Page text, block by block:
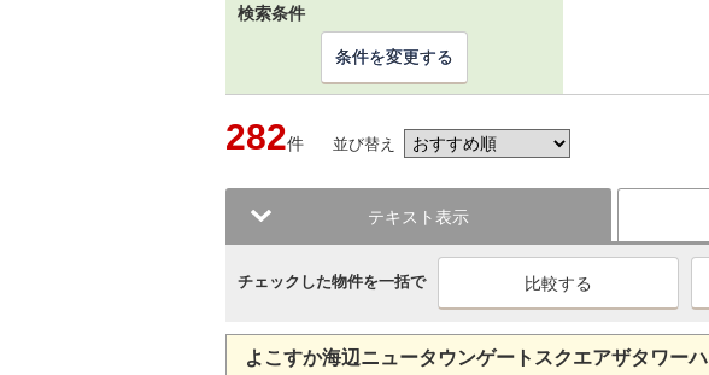
検索条件
条件を変更する
282件 並び替え
テキスト表示
チェックした物件を一括で
よこすか海辺ニュータウンゲートスクエアザタワー